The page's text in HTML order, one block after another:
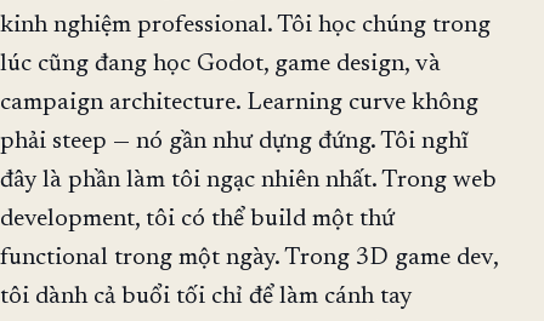
kinh nghiệm professional. Tôi học chúng trong
lúc cũng đang học Godot, game design, và
campaign architecture. Learning curve không
phải steep — nó gần như dựng đứng. Tôi nghĩ
đây là phần làm tôi ngạc nhiên nhất. Trong web
development, tôi có thể build một thứ
functional trong một ngày. Trong 3D game dev,
tôi dành cả buổi tối chỉ để làm cánh tay